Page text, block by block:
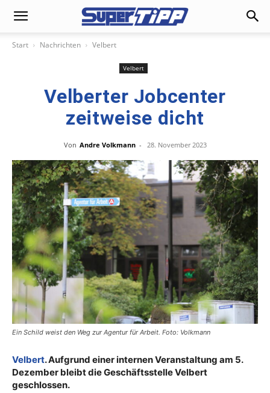
Start Nachrichten Velbert
Velbert
Velberter Jobcenter
zeitweise dicht
Von Andre Volkmann - 28. November 2023
Ein Schild weist den Weg zur Agentur für Arbeit. Foto: Volkmann
Velbert. Aufgrund einer internen Veranstaltung am 5.
Dezember bleibt die Geschäftsstelle Velbert
geschlossen.